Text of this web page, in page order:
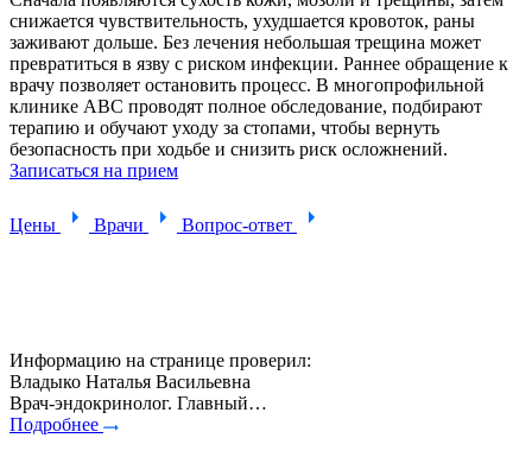
снижается чувствительность, ухудшается кровоток, раны
заживают дольше. Без лечения небольшая трещина может
превратиться в язву с риском инфекции. Раннее обращение к
врачу позволяет остановить процесс. В многопрофильной
клинике ABC проводят полное обследование, подбирают
терапию и обучают уходу за стопами, чтобы вернуть
безопасность при ходьбе и снизить риск осложнений.
Записаться на прием
Цены Врачи Вопрос-ответ
Информацию на странице проверил:
Владыко Наталья Васильевна
Врач-эндокринолог. Главный…
Подробнее